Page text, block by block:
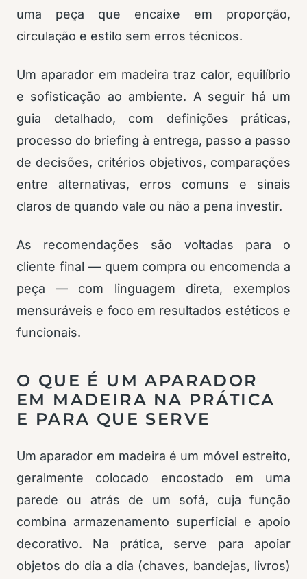
uma peça que encaixe em proporção,
circulação e estilo sem erros técnicos.
Um aparador em madeira traz calor, equilíbrio
e sofisticação ao ambiente. A seguir há um
guia detalhado, com definições práticas,
processo do briefing à entrega, passo a passo
de decisões, critérios objetivos, comparações
entre alternativas, erros comuns e sinais
claros de quando vale ou não a pena investir.
As recomendações são voltadas para o
cliente final — quem compra ou encomenda a
peça — com linguagem direta, exemplos
mensuráveis e foco em resultados estéticos e
funcionais.
O QUE É UM APARADOR
EM MADEIRA NA PRÁTICA
E PARA QUE SERVE
Um aparador em madeira é um móvel estreito,
geralmente colocado encostado em uma
parede ou atrás de um sofá, cuja função
combina armazenamento superficial e apoio
decorativo. Na prática, serve para apoiar
objetos do dia a dia (chaves, bandejas, livros)